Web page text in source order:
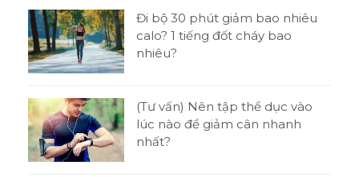
Đi bộ 30 phút giảm bao nhiêu
calo? 1 tiếng đốt cháy bao
nhiêu?
(Tư vấn) Nên tập thể dục vào
lúc nào để giảm cân nhanh
nhất?